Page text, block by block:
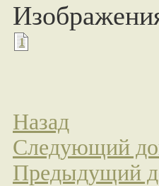
1
Назад
Следующий
Предыдущий